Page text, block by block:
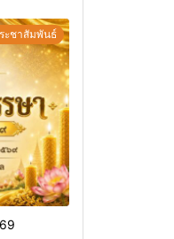
ะชาสัมพันธ์